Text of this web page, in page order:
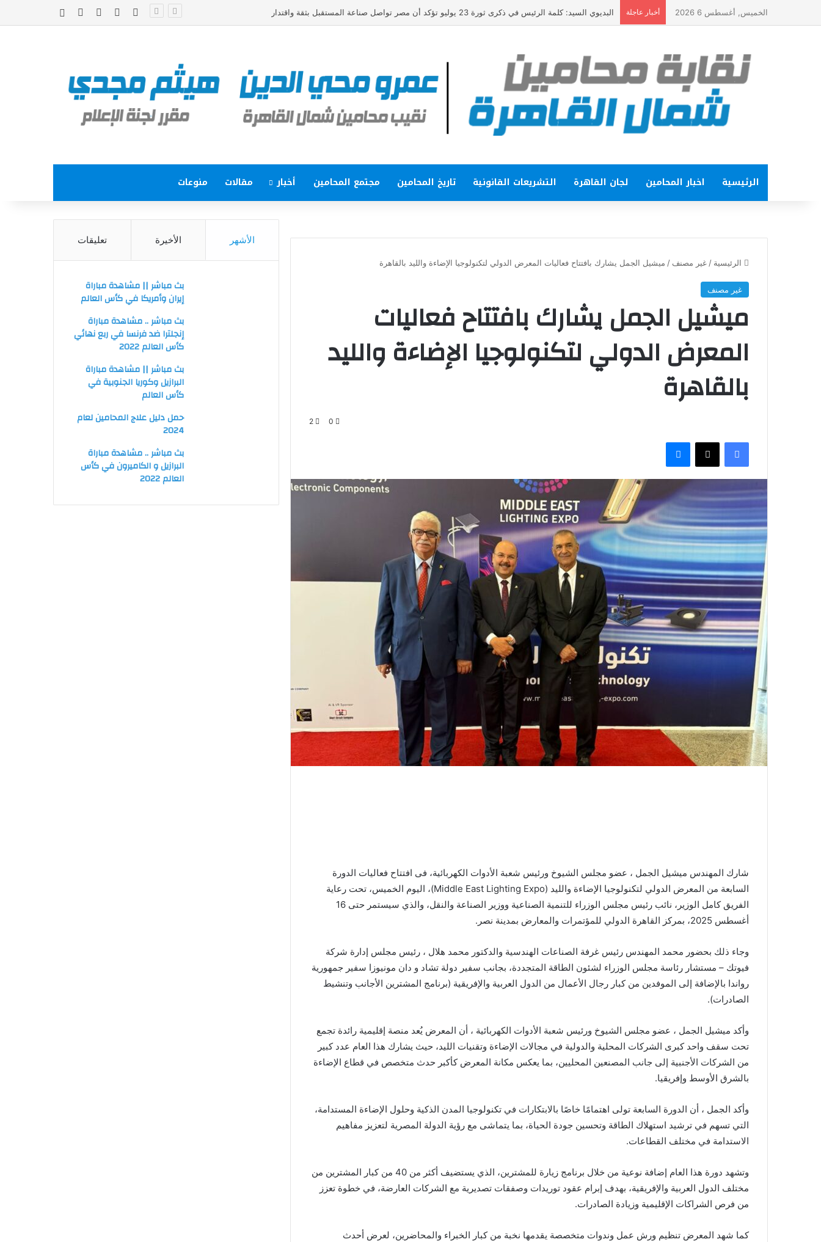
الخميس, أغسطس 6 2026 أخبار عاجلة البديوي السيد: كلمة الرئيس في ذكرى ثورة 23 يوليو تؤكد أن مصر تواصل صناعة المستقبل بثقة واقتدار فيسبوك ‫YouTubeانستقرام
الرئيسية اخبار المحامين لجان القاهرة التشريعات القانونية تاريخ المحامين مجتمع المحامين أخبار مقالات منوعات
الرئيسية / غير مصنف / ميشيل الجمل يشارك بافتتاح فعاليات المعرض الدولي لتكنولوجيا الإضاءة والليد بالقاهرة
غير مصنف
ميشيل الجمل يشارك بافتتاح فعاليات
المعرض الدولي لتكنولوجيا الإضاءة والليد
بالقاهرة
0
2
فيسبوك ‫X ماسنجر
شارك المهندس ميشيل الجمل ، عضو مجلس الشيوخ ورئيس شعبة الأدوات الكهربائية، فى افتتاح فعاليات الدورة
السابعة من المعرض الدولي لتكنولوجيا الإضاءة والليد (Middle East Lighting Expo)، اليوم الخميس، تحت رعاية
الفريق كامل الوزير، نائب رئيس مجلس الوزراء للتنمية الصناعية ووزير الصناعة والنقل، والذي سيستمر حتى 16
أغسطس 2025، بمركز القاهرة الدولي للمؤتمرات والمعارض بمدينة نصر.
وجاء ذلك بحضور محمد المهندس رئيس غرفة الصناعات الهندسية والدكتور محمد هلال ، رئيس مجلس إدارة شركة
فيوتك – مستشار رئاسة مجلس الوزراء لشئون الطاقة المتجددة، بجانب سفير دولة تشاد و دان مونيوزا سفير جمهورية
رواندا بالإضافة إلى الموفدين من كبار رجال الأعمال من الدول العربية والإفريقية (برنامج المشترين الأجانب وتنشيط
الصادرات).
وأكد ميشيل الجمل ، عضو مجلس الشيوخ ورئيس شعبة الأدوات الكهربائية ، أن المعرض يُعد منصة إقليمية رائدة تجمع
تحت سقف واحد كبرى الشركات المحلية والدولية في مجالات الإضاءة وتقنيات الليد، حيث يشارك هذا العام عدد كبير
من الشركات الأجنبية إلى جانب المصنعين المحليين، بما يعكس مكانة المعرض كأكبر حدث متخصص في قطاع الإضاءة
بالشرق الأوسط وإفريقيا.
وأكد الجمل ، أن الدورة السابعة تولى اهتمامًا خاصًا بالابتكارات في تكنولوجيا المدن الذكية وحلول الإضاءة المستدامة،
التي تسهم في ترشيد استهلاك الطاقة وتحسين جودة الحياة، بما يتماشى مع رؤية الدولة المصرية لتعزيز مفاهيم
الاستدامة في مختلف القطاعات.
وتشهد دورة هذا العام إضافة نوعية من خلال برنامج زيارة للمشترين، الذي يستضيف أكثر من 40 من كبار المشترين من
مختلف الدول العربية والإفريقية، بهدف إبرام عقود توريدات وصفقات تصديرية مع الشركات العارضة، في خطوة تعزز
من فرص الشراكات الإقليمية وزيادة الصادرات.
كما شهد المعرض تنظيم ورش عمل وندوات متخصصة يقدمها نخبة من كبار الخبراء والمحاضرين، لعرض أحدث
الأشهر الأخيرة تعليقات
بث مباشر || مشاهدة مباراة
إيران وأمريكا في كأس العالم
بث مباشر .. مشاهدة مباراة
إنجلترا ضد فرنسا في ربع نهائي
كأس العالم 2022
بث مباشر || مشاهدة مباراة
البرازيل وكوريا الجنوبية في
كأس العالم
حمل دليل علاج المحامين لعام
2024
بث مباشر .. مشاهدة مباراة
البرازيل و الكاميرون في كأس
العالم 2022